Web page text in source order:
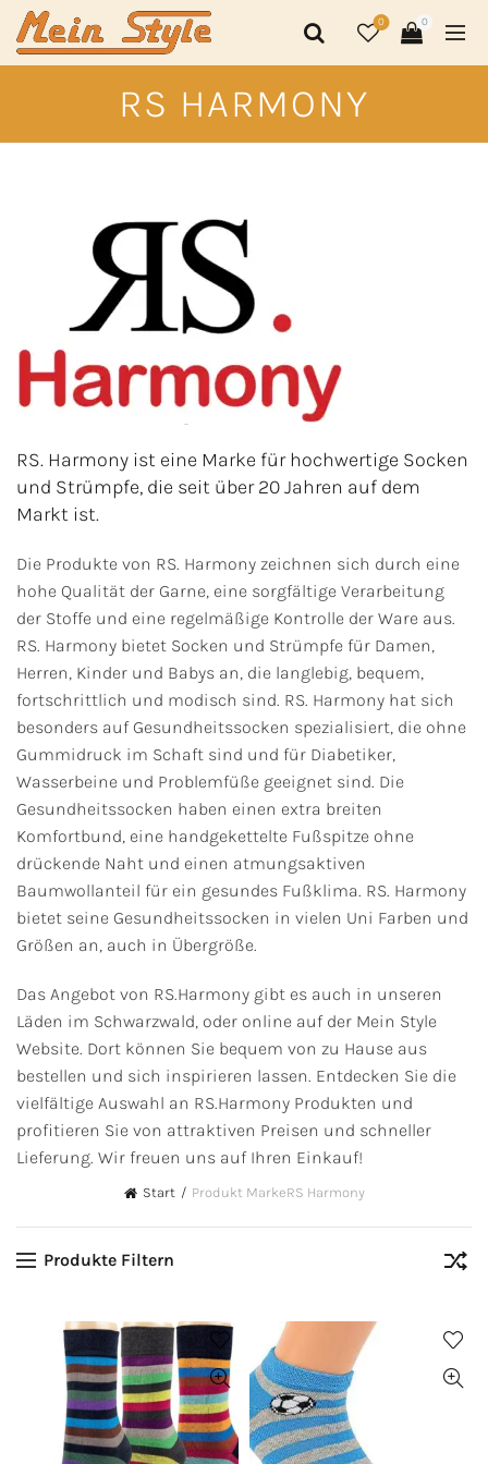
0 0
RS HARMONY
RS. Harmony ist eine Marke für hochwertige Socken
und Strümpfe, die seit über 20 Jahren auf dem
Markt ist.
Die Produkte von RS. Harmony zeichnen sich durch eine
hohe Qualität der Garne, eine sorgfältige Verarbeitung
der Stoffe und eine regelmäßige Kontrolle der Ware aus.
RS. Harmony bietet Socken und Strümpfe für Damen,
Herren, Kinder und Babys an, die langlebig, bequem,
fortschrittlich und modisch sind. RS. Harmony hat sich
besonders auf Gesundheitssocken spezialisiert, die ohne
Gummidruck im Schaft sind und für Diabetiker,
Wasserbeine und Problemfüße geeignet sind. Die
Gesundheitssocken haben einen extra breiten
Komfortbund, eine handgekettelte Fußspitze ohne
drückende Naht und einen atmungsaktiven
Baumwollanteil für ein gesundes Fußklima. RS. Harmony
bietet seine Gesundheitssocken in vielen Uni Farben und
Größen an, auch in Übergröße.
Das Angebot von RS.Harmony gibt es auch in unseren
Läden im Schwarzwald, oder online auf der Mein Style
Website. Dort können Sie bequem von zu Hause aus
bestellen und sich inspirieren lassen. Entdecken Sie die
vielfältige Auswahl an RS.Harmony Produkten und
profitieren Sie von attraktiven Preisen und schneller
Lieferung. Wir freuen uns auf Ihren Einkauf!
Start Produkt MarkeRS Harmony
Produkte Filtern